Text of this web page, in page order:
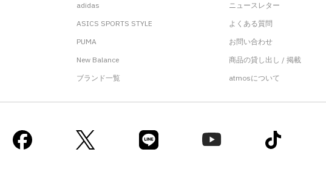
adidas
ASICS SPORTS STYLE
PUMA
New Balance
ブランド一覧
ニュースレター
よくある質問
お問い合わせ
商品の貸し出し / 掲載
atmosについて